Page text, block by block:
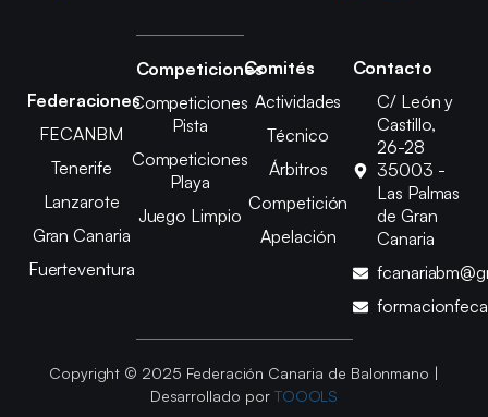
Federaciones
FECANBM
Tenerife
Lanzarote
Gran Canaria
Fuerteventura
Competiciones
Competiciones
Pista
Competiciones
Playa
Juego Limpio
Comités
Actividades
Técnico
Árbitros
Competición
Apelación
Contacto
C/ León y
Castillo,
26-28
35003 -
Las Palmas
de Gran
Canaria
Copyright © 2025 Federación Canaria de Balonmano |
Desarrollado por TOOOLS